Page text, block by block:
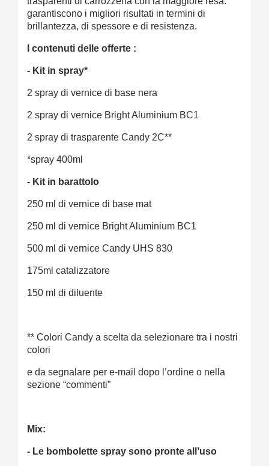
garantiscono i migliori risultati in termini di
brillantezza, di spessore e di resistenza.
I contenuti delle offerte :
- Kit in spray*
2 spray di vernice di base nera
2 spray di vernice Bright Aluminium BC1
2 spray di trasparente Candy 2C**
*spray 400ml
- Kit in barattolo
250 ml di vernice di base mat
250 ml di vernice Bright Aluminium BC1
500 ml di vernice Candy UHS 830
175ml catalizzatore
150 ml di diluente
** Colori Candy a scelta da selezionare tra i nostri
colori
e da segnalare per e-mail dopo l’ordine o nella
sezione “commenti”
Mix:
- Le bombolette spray sono pronte all’uso